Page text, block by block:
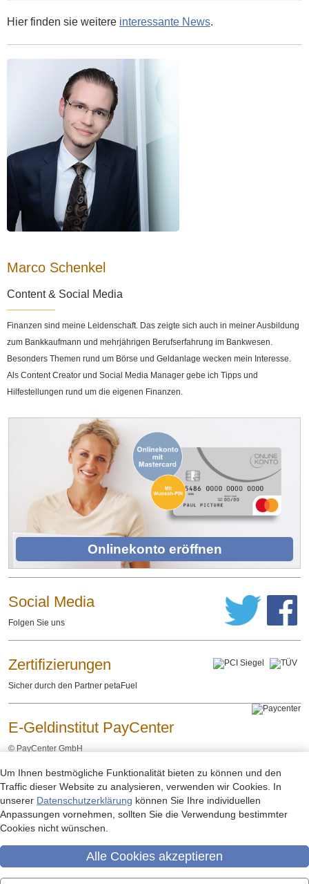
Hier finden sie weitere interessante News.
Marco Schenkel
Content & Social Media
Finanzen sind meine Leidenschaft. Das zeigte sich auch in meiner Ausbildung
zum Bankkaufmann und mehrjährigen Berufserfahrung im Bankwesen.
Besonders Themen rund um Börse und Geldanlage wecken mein Interesse.
Als Content Creator und Social Media Manager gebe ich Tipps und
Hilfestellungen rund um die eigenen Finanzen.
Onlinekonto eröffnen
Social Media
Folgen Sie uns
Zertifizierungen
Sicher durch den Partner petaFuel
E-Geldinstitut PayCenter
© PayCenter GmbH
Impressum - Datenschutzerklärung - Rechtliche Hinweise
Um Ihnen bestmögliche Funktionalität bieten zu können und den
Traffic dieser Website zu analysieren, verwenden wir Cookies. In
unserer Datenschutzerklärung können Sie Ihre individuellen
Anpassungen vornehmen, sollten Sie die Verwendung bestimmter
Cookies nicht wünschen.
Alle Cookies akzeptieren